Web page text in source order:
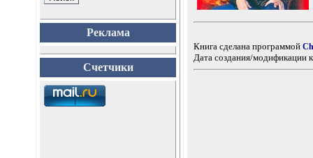
Реклама
Счетчики
Книга сделана программой
Дата создания/модификации